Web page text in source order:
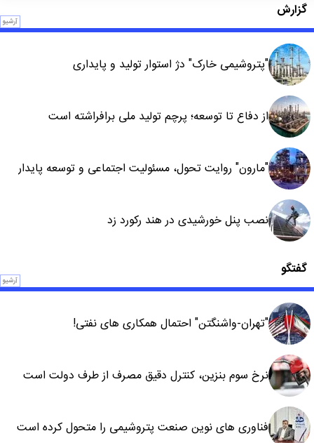
گزارش
آرشیو
"پتروشیمی خارک" دژ استوار تولید و پایداری
از دفاع تا توسعه؛ پرچم تولید ملی برافراشته است
"مارون" روایت تحول، مسئولیت اجتماعی و توسعه پایدار
نصب پنل خورشیدی در هند رکورد زد
گفتگو
آرشیو
"تهران-واشنگتن" احتمال همکاری های نفتی!
نرخ سوم بنزین، کنترل دقیق مصرف از طرف دولت است
فناوری های نوین صنعت پتروشیمی را متحول کرده است